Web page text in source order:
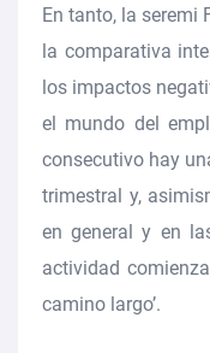
En tanto, la seremi
la comparativa
los impactos
el mundo del
consecutivo hay
trimestral y,
en general y en
actividad
camino largo’.